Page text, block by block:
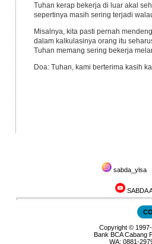
Tuhan kerap bekerja di luar akal
sepertinya masih sering terjadi
Misalnya, kita pasti pernah
dalam kalkulasinya orang itu
Tuhan memang sering bekerja
Doa: Tuhan, kami berterima kasih
sabda_ylsa
SABDA
Copyright© 1997-
Bank BCA Cabang
WA: 0881-